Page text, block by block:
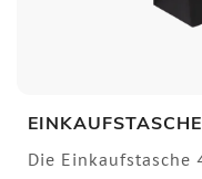
Die Einkaufstasche